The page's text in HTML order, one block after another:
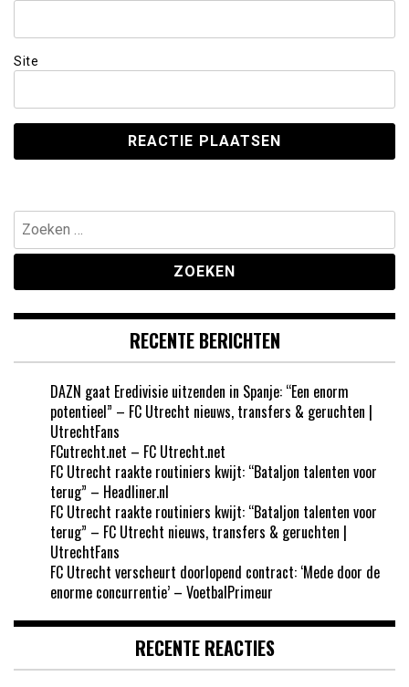
Site
Zoeken
naar:
RECENTE BERICHTEN
DAZN gaat Eredivisie uitzenden in Spanje: “Een enorm
potentieel” – FC Utrecht nieuws, transfers & geruchten |
UtrechtFans
FCutrecht.net – FC Utrecht.net
FC Utrecht raakte routiniers kwijt: “Bataljon talenten voor
terug” – Headliner.nl
FC Utrecht raakte routiniers kwijt: “Bataljon talenten voor
terug” – FC Utrecht nieuws, transfers & geruchten |
UtrechtFans
FC Utrecht verscheurt doorlopend contract: ‘Mede door de
enorme concurrentie’ – VoetbalPrimeur
RECENTE REACTIES